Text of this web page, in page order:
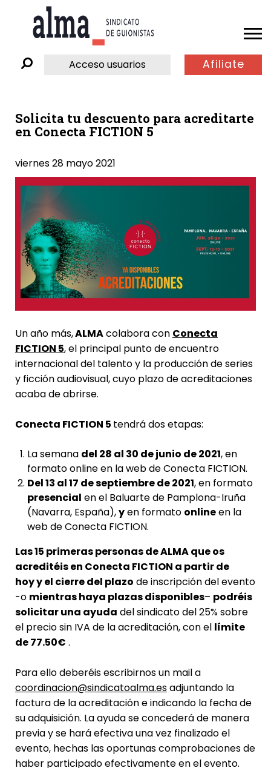
Acceso usuarios Afiliate
Solicita tu descuento para acreditarte
en Conecta FICTION 5
viernes 28 mayo 2021
Un año más,ALMAcolabora con Conecta
FICTION 5,el principal punto de encuentro
internacional del talento y la producción de series
y ficción audiovisual, cuyo plazo de acreditaciones
acaba de abrirse.
Conecta FICTION 5 tendrá dos etapas:
La semana del 28 al 30 de junio de 2021, en
formato online en la web de Conecta FICTION.
Del 13 al 17 de septiembre de 2021, en formato
presencial en el Baluarte de Pamplona-Iruña
(Navarra, España),yen formato onlineen la
web de Conecta FICTION.
Las15 primeras personasde ALMA que os
acreditéis en Conecta FICTION a partir de
hoyy el cierre del plazo de inscripción del evento
-o mientras haya plazas disponibles– podréis
solicitar una ayuda del sindicato del 25% sobre
el precio sin IVA de la acreditación, con el límite
de 77.50€ .
Para ello deberéis escribirnos un mail a
coordinacion@sindicatoalma.esadjuntando la
factura de la acreditación e indicando la fecha de
su adquisición. La ayuda se concederá de manera
previa y se hará efectiva una vez finalizado el
evento, hechas las oportunas comprobaciones de
haber participado efectivamente en el evento.